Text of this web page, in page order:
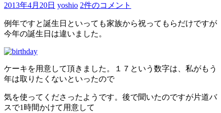
2013年4月20日 yoshio 2件のコメント
例年ですと誕生日といっても家族から祝ってもらだけですが
今年の誕生日は違いました。
ケーキを用意して頂きました。１７という数字は、私がもう
年は取りたくないといったので
気を使ってくださったようです。後で聞いたのですが片道バ
スで1時間かけて用意して